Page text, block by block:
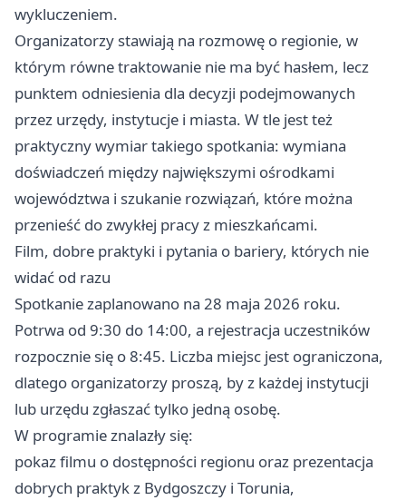
wykluczeniem.
Organizatorzy stawiają na rozmowę o regionie, w
którym równe traktowanie nie ma być hasłem, lecz
punktem odniesienia dla decyzji podejmowanych
przez urzędy, instytucje i miasta. W tle jest też
praktyczny wymiar takiego spotkania: wymiana
doświadczeń między największymi ośrodkami
województwa i szukanie rozwiązań, które można
przenieść do zwykłej pracy z mieszkańcami.
Film, dobre praktyki i pytania o bariery, których nie
widać od razu
Spotkanie zaplanowano na 28 maja 2026 roku.
Potrwa od 9:30 do 14:00, a rejestracja uczestników
rozpocznie się o 8:45. Liczba miejsc jest ograniczona,
dlatego organizatorzy proszą, by z każdej instytucji
lub urzędu zgłaszać tylko jedną osobę.
W programie znalazły się:
pokaz filmu o dostępności regionu oraz prezentacja
dobrych praktyk z Bydgoszczy i Torunia,